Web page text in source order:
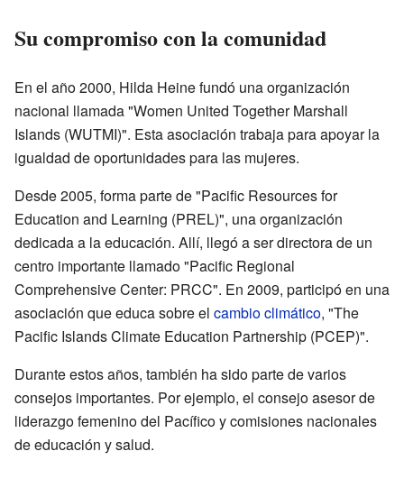
Su compromiso con la comunidad
En el año 2000, Hilda Heine fundó una organización
nacional llamada "Women United Together Marshall
Islands (WUTMI)". Esta asociación trabaja para apoyar la
igualdad de oportunidades para las mujeres.
Desde 2005, forma parte de "Pacific Resources for
Education and Learning (PREL)", una organización
dedicada a la educación. Allí, llegó a ser directora de un
centro importante llamado "Pacific Regional
Comprehensive Center: PRCC". En 2009, participó en una
asociación que educa sobre el cambio climático, "The
Pacific Islands Climate Education Partnership (PCEP)".
Durante estos años, también ha sido parte de varios
consejos importantes. Por ejemplo, el consejo asesor de
liderazgo femenino del Pacífico y comisiones nacionales
de educación y salud.